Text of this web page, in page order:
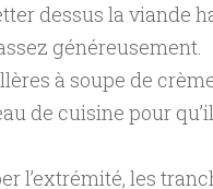
dessus la viande
généreusement.
à soupe de
de cuisine pour
l’extrémité, les